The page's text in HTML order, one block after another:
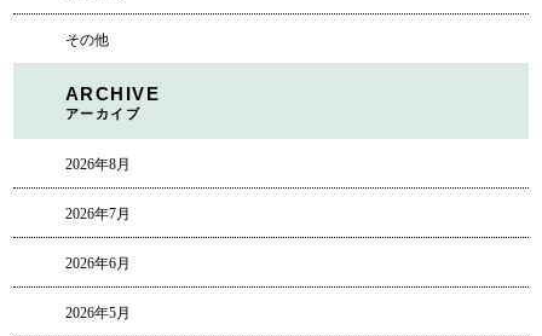
その他
ARCHIVE
アーカイブ
2026年8月
2026年7月
2026年6月
2026年5月